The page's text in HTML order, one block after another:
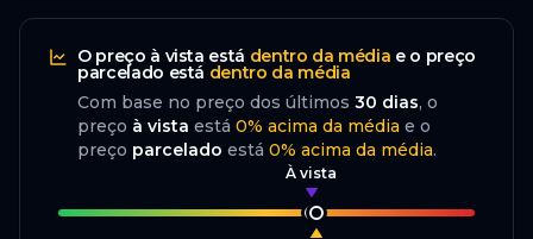
O preço à vista está dentro da média e o preço
parcelado está dentro da média
Com base no preço dos últimos 30 dias, o
preço à vista está 0% acima da média e o
preço parcelado está 0% acima da média.
À vista